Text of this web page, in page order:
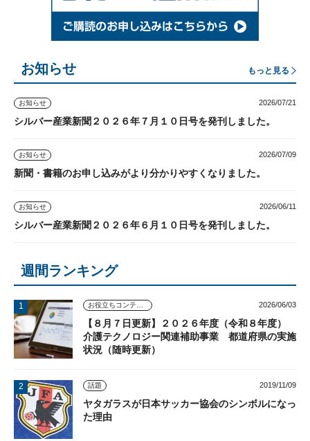
お知らせ もっと見る
お知らせ 2026/07/21
シルバー産業新聞２０２６年７月１０日号を発刊しました。
お知らせ 2026/07/09
新聞・書籍のお申し込みがより分かりやすくなりました。
お知らせ 2026/06/11
シルバー産業新聞２０２６年６月１０日号を発刊しました。
週間ランキング
2026/06/03
【８月７日更新】２０２６年度（令和８年度）
介護テクノロジー関連補助事業 都道府県の実施
状況（随時更新）
話題 2019/11/09
ヤタガラスが日本サッカー協会のシンボルになっ
た理由